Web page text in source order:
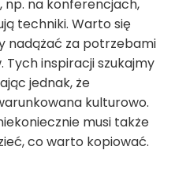
np. na konferencjach,
techniki. Warto się
nadążać za potrzebami
Tych inspiracji szukajmy
jednak, że
kulturowo.
musi także
co warto kopiować.